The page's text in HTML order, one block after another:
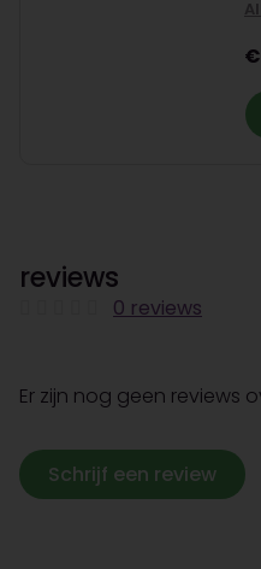
reviews
0 reviews
Er zijn nog geen reviews
Schrijf een review